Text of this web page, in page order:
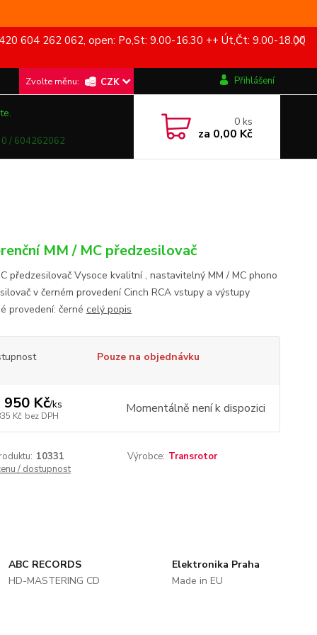
604 262 062, open: Po,St: 9.00-16.30 ++ Út,Čt: 9.00-18.00
CZK Přihlášení
/ 604262062
0ks
za 0,00 Kč
MM / MC předzesilovač
předzesilovač Vysoce kvalitní , nastavitelný MM / MC phono
v černém provedení Cinch RCA vstupy a výstupy
provedení: černé celý popis
Pouze na objednávku
950 Kč/ks
Kč bez DPH Momentálně není k dispozici
10331 Výrobce: Transrotor
/ dostupnost
ABC RECORDS
HD-MASTERING CD
Elektronika Praha
Made in EU